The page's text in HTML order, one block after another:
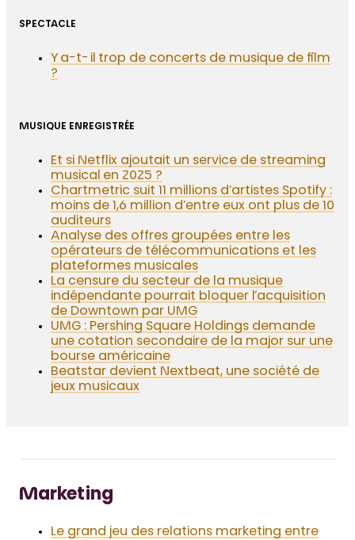
SPECTACLE
Y a-t-il trop de concerts de musique de film
?
MUSIQUE ENREGISTRÉE
Et si Netflix ajoutait un service de streaming
musical en 2025 ?
Chartmetric suit 11 millions d’artistes Spotify :
moins de 1,6 million d’entre eux ont plus de 10
auditeurs
Analyse des offres groupées entre les
opérateurs de télécommunications et les
plateformes musicales
La censure du secteur de la musique
indépendante pourrait bloquer l’acquisition
de Downtown par UMG
UMG : Pershing Square Holdings demande
une cotation secondaire de la major sur une
bourse américaine
Beatstar devient Nextbeat, une société de
jeux musicaux
Marketing
Le grand jeu des relations marketing entre